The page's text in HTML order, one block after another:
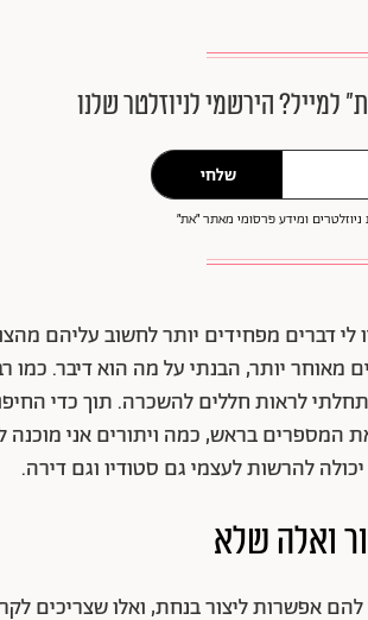
למייל? הירשמי לניוזלטר שלנו
שלחי
ומידע פרסומי מאתר ״את״
לי דברים מפחידים יותר לחשוב עליהם
יותר, הבנתי על מה הוא דיבר. כמו
לראות חללים להשכרה. תוך כדי
המספרים בראש, כמה ויתורים אני מוכנה
להרשות לעצמי גם סטודיו וגם דירה.
ואלה שלא
אפשרות ליצור בנחת, ואלו שצריכים